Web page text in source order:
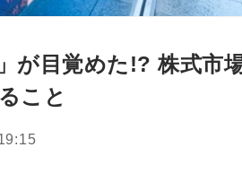
が目覚めた!? 株式市
こと